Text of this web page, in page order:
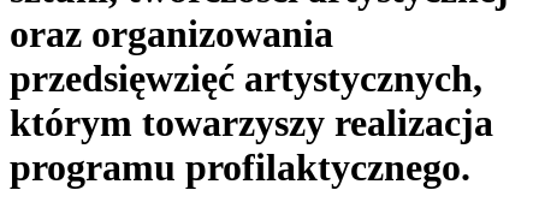
oraz organizowania
przedsięwzięć artystycznych,
którym towarzyszy realizacja
programu profilaktycznego.